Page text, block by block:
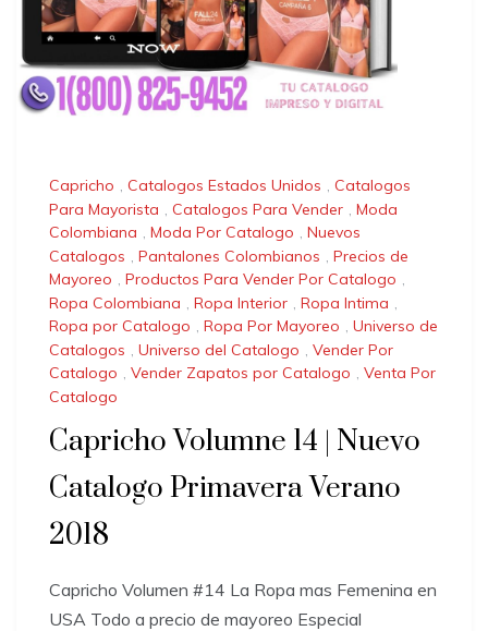
Capricho , Catalogos Estados Unidos , Catalogos
Para Mayorista , Catalogos Para Vender , Moda
Colombiana , Moda Por Catalogo , Nuevos
Catalogos , Pantalones Colombianos , Precios de
Mayoreo , Productos Para Vender Por Catalogo ,
Ropa Colombiana , Ropa Interior , Ropa Intima ,
Ropa por Catalogo , Ropa Por Mayoreo , Universo de
Catalogos , Universo del Catalogo , Vender Por
Catalogo , Vender Zapatos por Catalogo , Venta Por
Catalogo
Capricho Volumne 14 | Nuevo
Catalogo Primavera Verano
2018
Capricho Volumen #14 La Ropa mas Femenina en
USA Todo a precio de mayoreo Especial